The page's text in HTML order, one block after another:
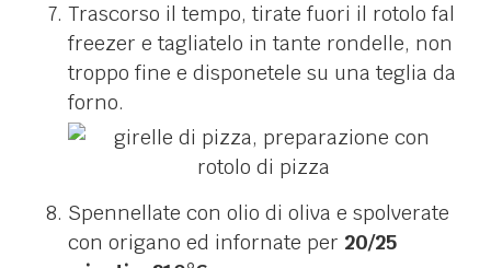
Trascorso il tempo, tirate fuori il rotolo fal
freezer e tagliatelo in tante rondelle, non
troppo fine e disponetele su una teglia da
forno.
Spennellate con olio di oliva e spolverate
con origano ed infornate per 20/25